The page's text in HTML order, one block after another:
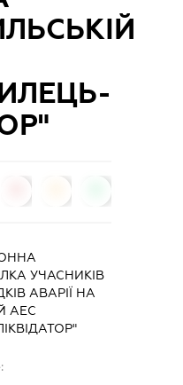
УЧАСНИКІВ
АВАРІЇ НА
АЕС